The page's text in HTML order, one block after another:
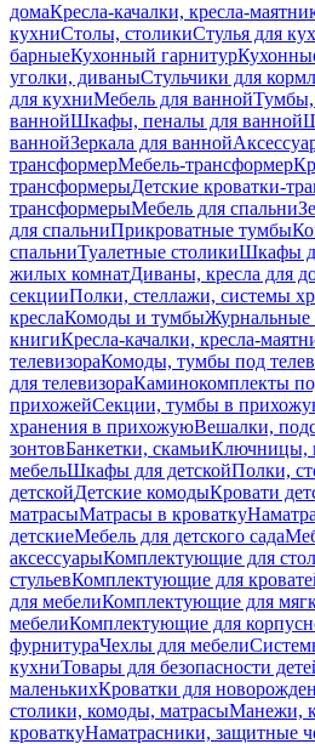
домаКресла-качалки, кресла-
кухниСтолы, столикиСтулья для
барныеКухонный гарнитур
уголки, диваныСтульчики для
для кухниМебель для ваннойТумбы,
ваннойШкафы, пеналы для ванной
ваннойЗеркала для ванной
трансформерМебель-трансформер
трансформерыДетские кроватки-
трансформерыМебель для спальни
для спальниПрикроватные тумбы
спальниТуалетные столикиШкафы
жилых комнатДиваны, кресла для
секцииПолки, стеллажи, системы
креслаКомоды и тумбыЖурнальные
книгиКресла-качалки, кресла-
телевизораКомоды, тумбы под
для телевизораКаминокомплекты
прихожейСекции, тумбы в
хранения в прихожуюВешалки,
зонтовБанкетки, скамьиКлючницы,
мебельШкафы для детскойПолки,
детскойДетские комодыКровати
матрасыМатрасы в кроватку
детскиеМебель для детского сада
аксессуарыКомплектующие для
стульевКомплектующие для
для мебелиКомплектующие для
мебелиКомплектующие для
фурнитураЧехлы для мебели
кухниТовары для безопасности
маленькихКроватки для
столики, комоды, матрасыМанежи,
кроваткуНаматрасники, защитные